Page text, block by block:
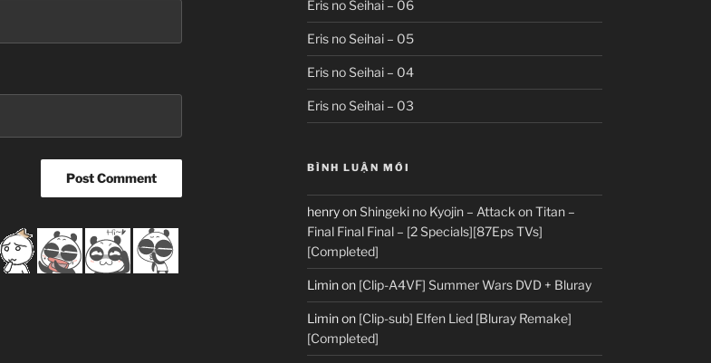
Eris no Seihai – 06
Eris no Seihai – 05
Eris no Seihai – 04
Eris no Seihai – 03
BÌNH LUẬN MỚI
henryonShingeki no Kyojin – Attack on Titan –
Final Final Final – [2 Specials][87Eps TVs]
[Completed]
Liminon [Clip-A4VF] Summer Wars DVD + Bluray
Liminon [Clip-sub] Elfen Lied [Bluray Remake]
[Completed]